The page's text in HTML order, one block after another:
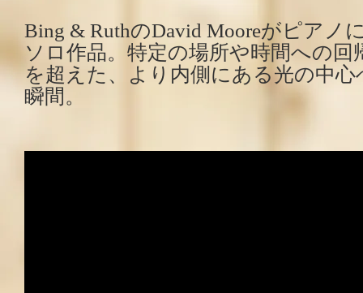
Bing & RuthのDavid Mooreがピアノ
ソロ作品。特定の場所や時間への
を超えた、より内側にある光の中
瞬間。